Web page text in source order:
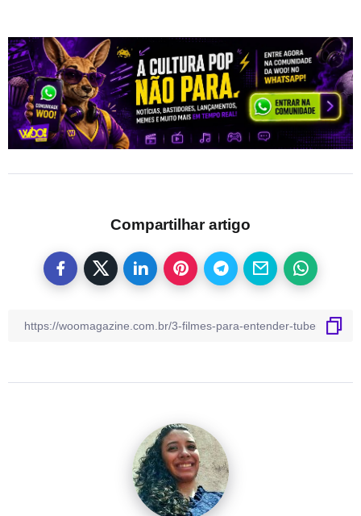
Compartilhar artigo